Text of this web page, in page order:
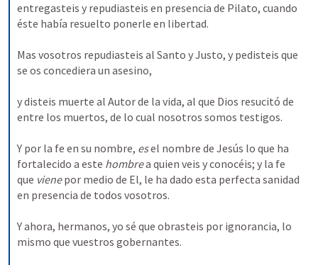
entregasteis y repudiasteis en presencia de Pilato, cuando
éste había resuelto ponerle en libertad.
Mas vosotros repudiasteis al Santo y Justo, y pedisteis que
se os concediera un asesino,
y disteis muerte al Autor de la vida, al que Dios resucitó de
entre los muertos, de lo cual nosotros somos testigos.
Y por la fe en su nombre, es el nombre de Jesús lo que ha
fortalecido a este hombre a quien veis y conocéis; y la fe
que viene por medio de El, le ha dado esta perfecta sanidad
en presencia de todos vosotros.
Y ahora, hermanos, yo sé que obrasteis por ignorancia, lo
mismo que vuestros gobernantes.